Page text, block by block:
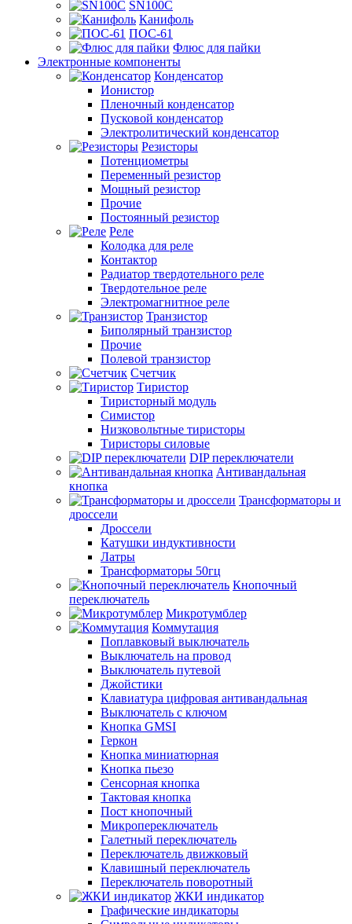
SN100C
Канифоль
ПОС-61
Флюс для пайки
Электронные компоненты
Конденсатор
Ионистор
Пленочный конденсатор
Пусковой конденсатор
Электролитический конденсатор
Резисторы
Потенциометры
Переменный резистор
Мощный резистор
Прочие
Постоянный резистор
Реле
Колодка для реле
Контактор
Радиатор твердотельного реле
Твердотельное реле
Электромагнитное реле
Транзистор
Биполярный транзистор
Прочие
Полевой транзистор
Счетчик
Тиристор
Тиристорный модуль
Симистор
Низковольтные тиристоры
Тиристоры силовые
DIP переключатели
Антивандальная
кнопка
Трансформаторы и
дроссели
Дроссели
Катушки индуктивности
Латры
Трансформаторы 50гц
Кнопочный
переключатель
Микротумблер
Коммутация
Поплавковый выключатель
Выключатель на провод
Выключатель путевой
Джойстики
Клавиатура цифровая антивандальная
Выключатель с ключом
Кнопка GMSI
Геркон
Кнопка миниатюрная
Кнопка пьезо
Сенсорная кнопка
Тактовая кнопка
Пост кнопочный
Микропереключатель
Галетный переключатель
Переключатель движковый
Клавишный переключатель
Переключатель поворотный
ЖКИ индикатор
Графические индикаторы